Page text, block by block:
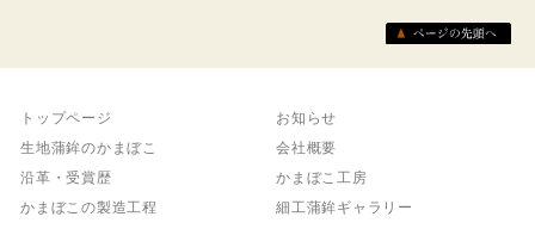
トップページ
お知らせ
生地蒲鉾のかまぼこ
会社概要
沿革・受賞歴
かまぼこ工房
かまぼこの製造工程
細工蒲鉾ギャラリー